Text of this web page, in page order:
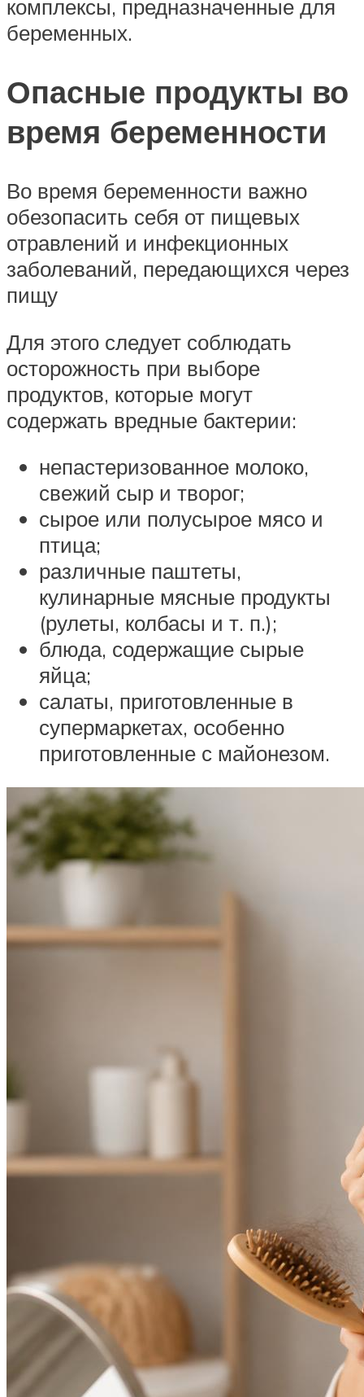
комплексы, предназначенные для
беременных.
Опасные продукты во
время беременности
Во время беременности важно
обезопасить себя от пищевых
отравлений и инфекционных
заболеваний, передающихся через
пищу
Для этого следует соблюдать
осторожность при выборе
продуктов, которые могут
содержать вредные бактерии:
непастеризованное молоко,
свежий сыр и творог;
сырое или полусырое мясо и
птица;
различные паштеты,
кулинарные мясные продукты
(рулеты, колбасы и т. п.);
блюда, содержащие сырые
яйца;
салаты, приготовленные в
супермаркетах, особенно
приготовленные с майонезом.